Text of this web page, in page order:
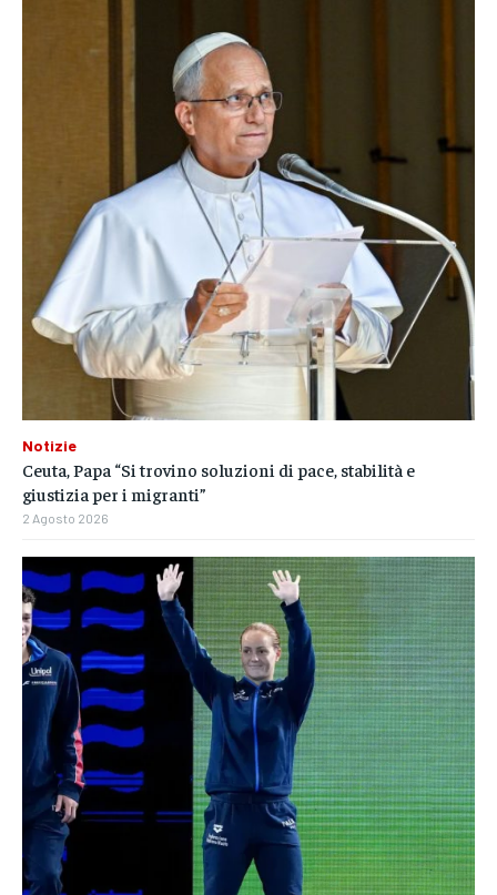
Notizie
Ceuta, Papa “Si trovino soluzioni di pace, stabilità e
giustizia per i migranti”
2 Agosto 2026